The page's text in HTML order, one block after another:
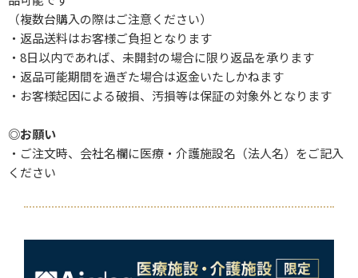
（複数台購入の際はご注意ください）
・返品送料はお客様ご負担となります
・8日以内であれば、未開封の場合に限り返品を承ります
・返品可能期間を過ぎた場合は返金いたしかねます
・お客様起因による破損、汚損等は保証の対象外となります
◎お願い
・ご注文時、会社名欄に医療・介護施設名（法人名）をご記入
ください